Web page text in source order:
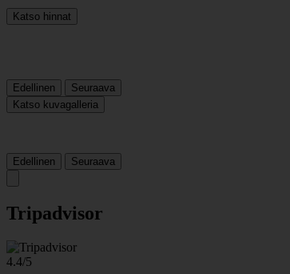
Katso hinnat
Edellinen
Seuraava
Katso kuvagalleria
Edellinen Seuraava
Tripadvisor
4.4/5